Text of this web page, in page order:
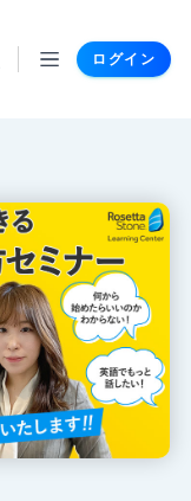
ログイン